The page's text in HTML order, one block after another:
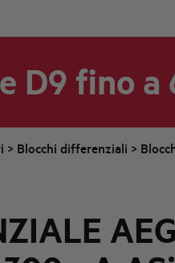
D9 fino a
> Blocchi differenziali >
AEG